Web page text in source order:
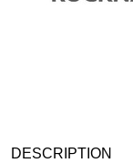
DESCRIPTION